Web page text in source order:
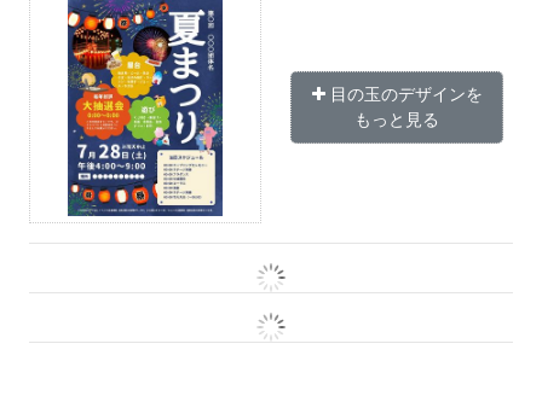
目の玉のデザインを
もっと見る